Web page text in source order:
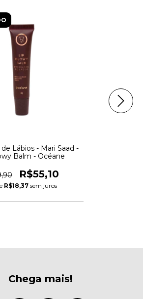
Lábios - Mari Saad -
Balm - Océane
R$55,10
R$18,37 sem juros
Chega mais!